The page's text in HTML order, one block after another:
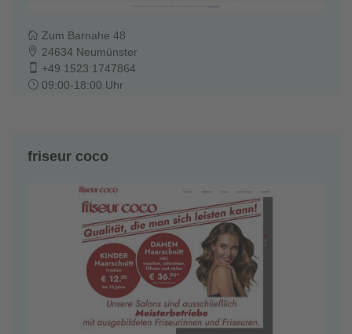
Zum Barnahe 48
24634 Neumünster
+49 1523 1747864
09:00-18:00 Uhr
friseur coco